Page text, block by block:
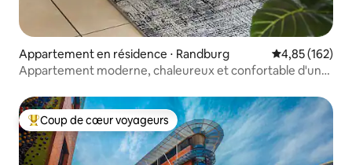
Appartement en résidence ⋅ Randburg Évaluation
4,85 (162)
Appartement moderne, chaleureux et confortable d'une
Coups de cœur voyageurs les plus appréciés
Coup de cœur voyageurs